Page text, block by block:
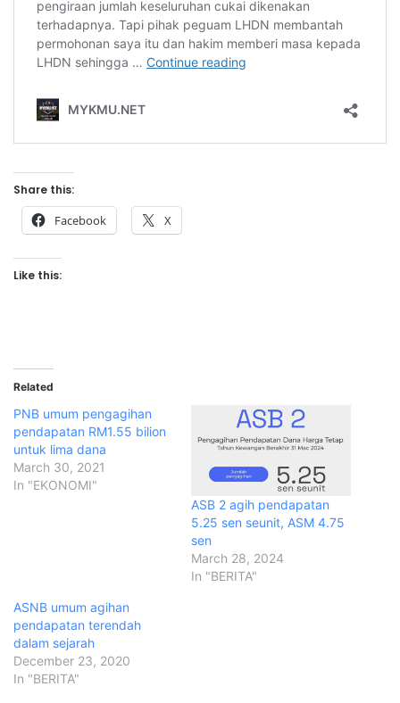
Share this:
Facebook X
Like this:
Related
PNB umum pengagihan
pendapatan RM1.55 bilion
untuk lima dana
March 30, 2021
In "EKONOMI"
ASB 2 agih pendapatan
5.25 sen seunit, ASM 4.75
sen
March 28, 2024
In "BERITA"
ASNB umum agihan
pendapatan terendah
dalam sejarah
December 23, 2020
In "BERITA"